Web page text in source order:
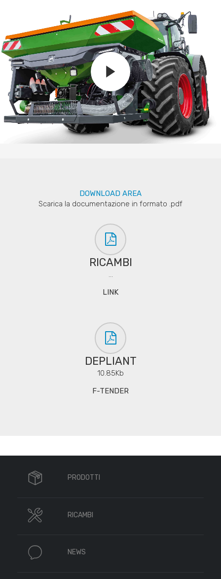
DOWNLOAD AREA
Scarica la documentazione in formato .pdf
RICAMBI
LINK
DEPLIANT
10.85Kb
F-TENDER
PRODOTTI
RICAMBI
NEWS